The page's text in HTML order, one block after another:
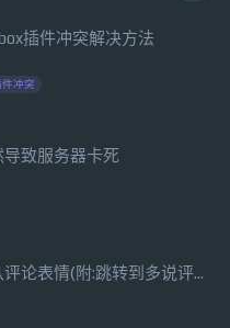
插件冲突解决方法
件冲突
致服务器卡死
修改WordPress默认评论表情(附:跳转到多说评论框的方法)